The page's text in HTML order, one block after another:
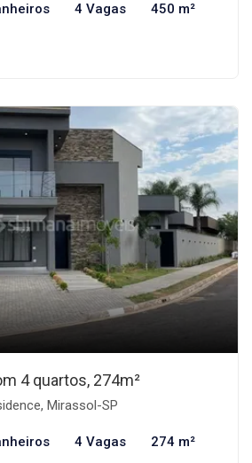
4 Vagas 450 m²
4 quartos, 274m²
Mirassol-SP
4 Vagas 274 m²